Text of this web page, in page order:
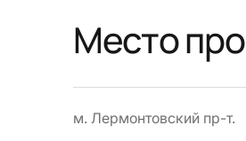
Место
м. Лермонтовский пр-т.